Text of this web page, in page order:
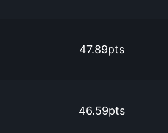
47.89pts
46.59pts